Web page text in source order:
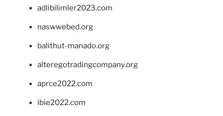
adlibilimler2023.com
naswwebed.org
balithut-manado.org
alteregotradingcompany.org
aprce2022.com
ibie2022.com